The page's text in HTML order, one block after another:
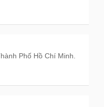
Phố Hồ Chí Minh.